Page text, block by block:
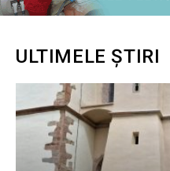
ULTIMELE ȘTIRI